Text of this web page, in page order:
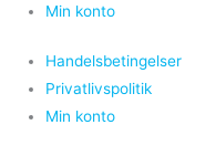
Min konto
Handelsbetingelser
Privatlivspolitik
Min konto